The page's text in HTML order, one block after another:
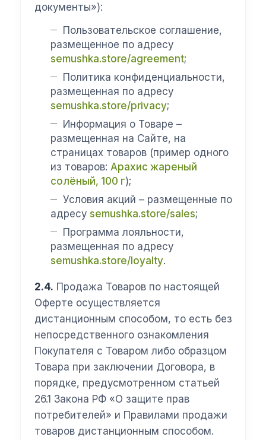
документы»):
Пользовательское соглашение,
размещенное по адресу
semushka.store/agreement;
Политика конфиденциальности,
размещенная по адресу
semushka.store/privacy;
Информация о Товаре –
размещенная на Сайте, на
страницах товаров (пример одного
из товаров: Арахис жареный
солёный, 100 г);
Условия акций – размещенные по
адресу semushka.store/sales;
Программа лояльности,
размещенная по адресу
semushka.store/loyalty.
2.4. Продажа Товаров по настоящей
Оферте осуществляется
дистанционным способом, то есть без
непосредственного ознакомления
Покупателя с Товаром либо образцом
Товара при заключении Договора, в
порядке, предусмотренном статьей
26.1 Закона РФ «О защите прав
потребителей» и Правилами продажи
товаров дистанционным способом.